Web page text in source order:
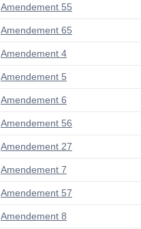
Amendement 55
Amendement 65
Amendement 4
Amendement 5
Amendement 6
Amendement 56
Amendement 27
Amendement 7
Amendement 57
Amendement 8